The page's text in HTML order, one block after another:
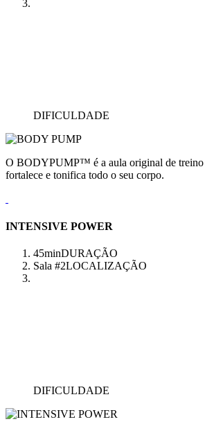
DIFICULDADE
O BODYPUMP™ é a aula original de treino
fortalece e tonifica todo o seu corpo.
INTENSIVE POWER
45minDURAÇÃO
Sala #2LOCALIZAÇÃO
DIFICULDADE